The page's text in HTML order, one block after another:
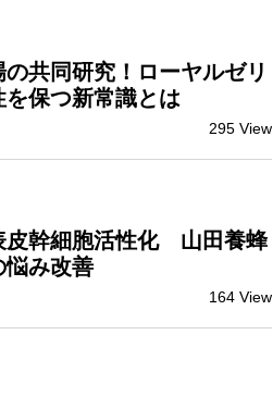
共同研究！ローヤルゼリ
保つ新常識とは
295 View
皮幹細胞活性化 山田養蜂
悩み改善
164 View